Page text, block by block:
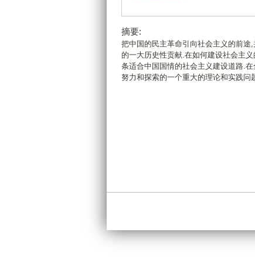
摘要:
把中国的民主革命引向社会主义的前
的一大历史性贡献.在如何建设社会主
条适合中国国情的社会主义建设道路.
努力和探索的一个重大的理论和实践问